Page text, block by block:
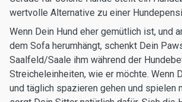
wertvolle Alternative zu einer
Wenn Dein Hund eher gemütlich ist, und
dem Sofa herumhängt, schenkt Dein
Saalfeld/Saale ihm während der
Streicheleinheiten, wie er möchte. Wenn
und täglich spazieren gehen und spielen